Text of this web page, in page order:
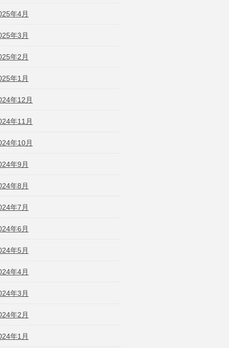
年4月
年3月
年2月
年1月
年12月
年11月
年10月
年9月
年8月
年7月
年6月
年5月
年4月
年3月
年2月
年1月